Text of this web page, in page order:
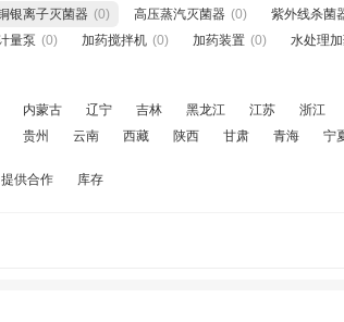
银离子灭菌器 (0) 高压蒸汽灭菌器 (0) 紫外线杀菌
量泵 (0) 加药搅拌机 (0) 加药装置 (0) 水处理
内蒙古 辽宁 吉林 黑龙江 江苏 浙江
贵州 云南 西藏 陕西 甘肃 青海 宁
提供合作 库存